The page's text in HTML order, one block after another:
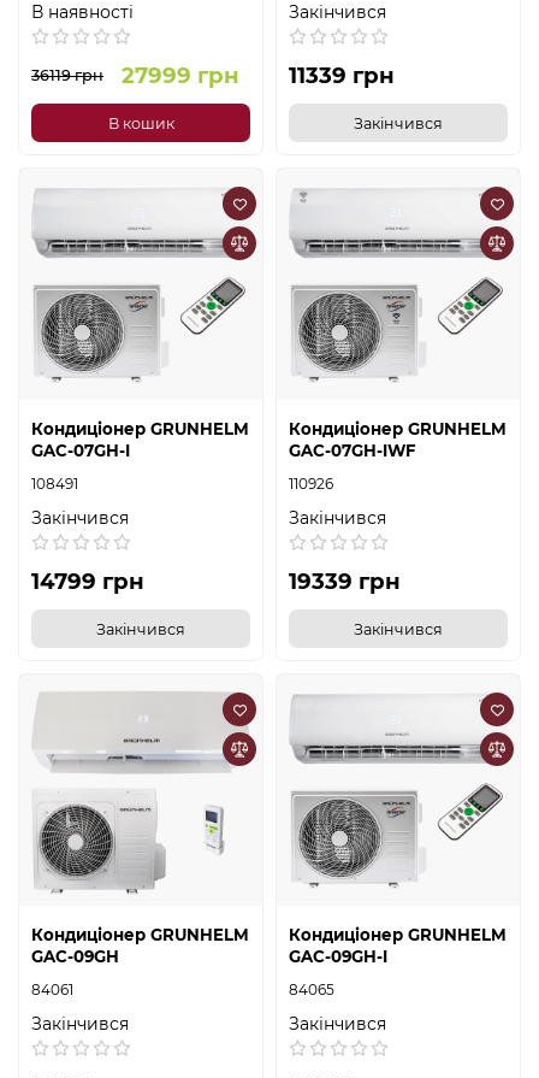
В наявності
36119 грн 27999 грн
В кошик
Закінчився
11339 грн
Закінчився
Кондиціонер GRUNHELM
GAC-07GH-I
108491
Закінчився
14799 грн
Закінчився
Кондиціонер GRUNHELM
GAC-07GH-IWF
110926
Закінчився
19339 грн
Закінчився
Кондиціонер GRUNHELM
GAC-09GH
84061
Закінчився
Кондиціонер GRUNHELM
GAC-09GH-I
84065
Закінчився